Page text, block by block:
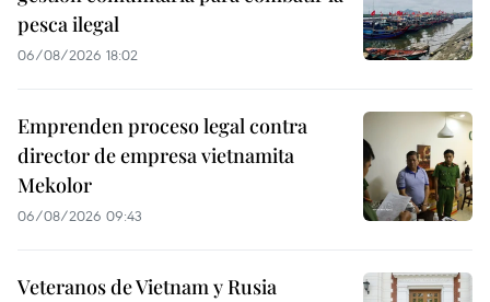
pesca ilegal
06/08/2026 18:02
Emprenden proceso legal contra
director de empresa vietnamita
Mekolor
06/08/2026 09:43
Veteranos de Vietnam y Rusia